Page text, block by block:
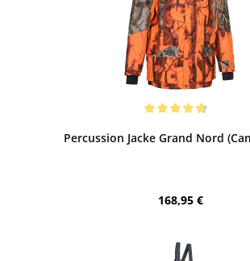
Percussion Jacke Grand Nord
Regulärer Preis:
168,95 €